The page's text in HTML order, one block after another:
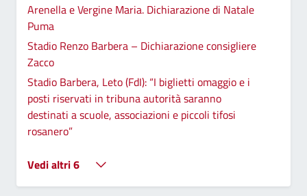
Arenella e Vergine Maria. Dichiarazione di Natale
Puma
Stadio Renzo Barbera – Dichiarazione consigliere
Zacco
Stadio Barbera, Leto (FdI): “I biglietti omaggio e i
posti riservati in tribuna autorità saranno
destinati a scuole, associazioni e piccoli tifosi
rosanero”
Vedi altri 6